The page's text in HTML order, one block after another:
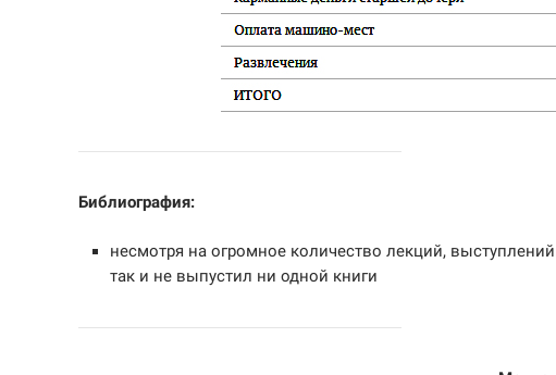
Библиография:
несмотря на огромное количество лекций,
так и не выпустил ни одной книги